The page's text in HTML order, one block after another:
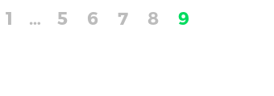
1 … 5 6 7 8 9